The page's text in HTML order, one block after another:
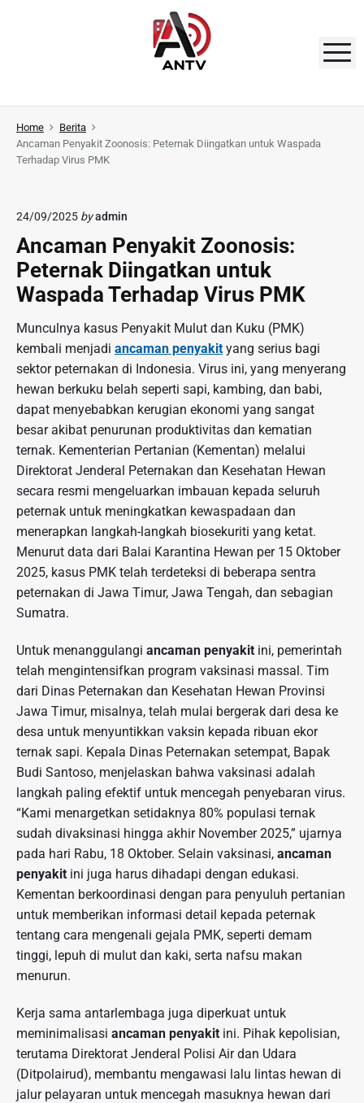
o
A
N
Home
Berita
Ancaman Penyakit Zoonosis: Peternak Diingatkan untuk Waspada
Terhadap Virus PMK
24/09/2025 byadmin
Ancaman Penyakit Zoonosis:
Peternak Diingatkan untuk
Waspada Terhadap Virus PMK
Munculnya kasus Penyakit Mulut dan Kuku (PMK)
kembali menjadi ancaman penyakityang serius bagi
sektor peternakan di Indonesia. Virus ini, yang menyerang
hewan berkuku belah seperti sapi, kambing, dan babi,
dapat menyebabkan kerugian ekonomi yang sangat
besar akibat penurunan produktivitas dan kematian
ternak. Kementerian Pertanian (Kementan) melalui
Direktorat Jenderal Peternakan dan Kesehatan Hewan
secara resmi mengeluarkan imbauan kepada seluruh
peternak untuk meningkatkan kewaspadaan dan
menerapkan langkah-langkah biosekuriti yang ketat.
Menurut data dari Balai Karantina Hewan per 15 Oktober
2025, kasus PMK telah terdeteksi di beberapa sentra
peternakan di Jawa Timur, Jawa Tengah, dan sebagian
Sumatra.
Untuk menanggulangi ancaman penyakit ini, pemerintah
telah mengintensifkan program vaksinasi massal. Tim
dari Dinas Peternakan dan Kesehatan Hewan Provinsi
Jawa Timur, misalnya, telah mulai bergerak dari desa ke
desa untuk menyuntikkan vaksin kepada ribuan ekor
ternak sapi. Kepala Dinas Peternakan setempat, Bapak
Budi Santoso, menjelaskan bahwa vaksinasi adalah
langkah paling efektif untuk mencegah penyebaran virus.
“Kami menargetkan setidaknya 80% populasi ternak
sudah divaksinasi hingga akhir November 2025,” ujarnya
pada hari Rabu, 18 Oktober. Selain vaksinasi, ancaman
penyakit ini juga harus dihadapi dengan edukasi.
Kementan berkoordinasi dengan para penyuluh pertanian
untuk memberikan informasi detail kepada peternak
tentang cara mengenali gejala PMK, seperti demam
tinggi, lepuh di mulut dan kaki, serta nafsu makan
menurun.
Kerja sama antarlembaga juga diperkuat untuk
meminimalisasi ancaman penyakit ini. Pihak kepolisian,
terutama Direktorat Jenderal Polisi Air dan Udara
(Ditpolairud), membantu mengawasi lalu lintas hewan di
jalur pelayaran untuk mencegah masuknya hewan dari